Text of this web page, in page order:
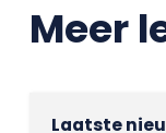
Meer
Laatste